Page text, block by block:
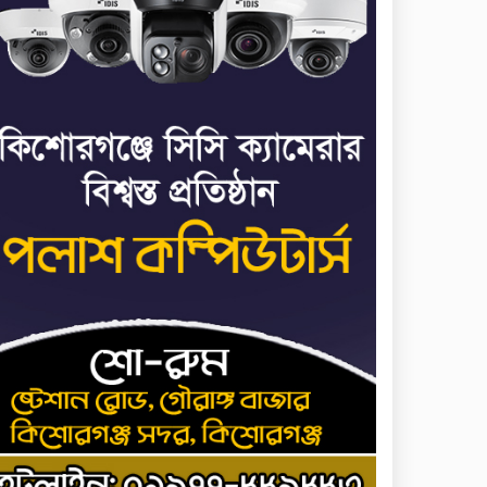
পালানোর ফ্লাইট কীভাবে
মিস করেছিলেন সালমান
এফ রহমান
মৃত্যুদণ্ড বাদ না দেওয়ায়
প্রত্যক্ষদর্শীদের তথ্য দেয়নি
জাতিসংঘ: ট্রাইব্যুনালকে
প্রসিকিউটর
মানবসেবা ফাউন্ডেশনের
আয়োজনে কাফন-দাফন
বিষয়ক বিশেষ প্রশিক্ষণ
১০
৪ বিভাগে অতি ভারি বৃষ্টির
সতর্কবার্তা